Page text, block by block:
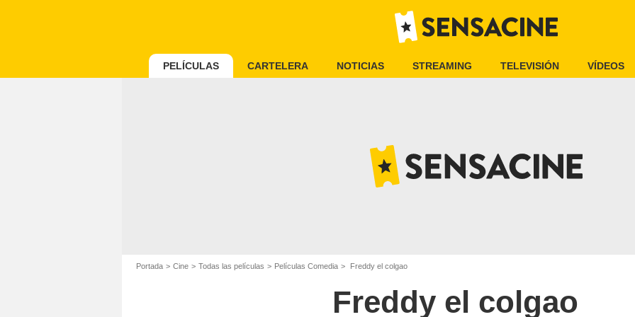
PELÍCULAS CARTELERA NOTICIAS STREAMING TELEVISIÓN VÍDEOS
Portada Cine Todas las películas Películas Comedia Freddy el colgao
Freddy el colgao